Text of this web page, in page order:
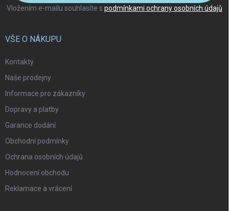
Vložením e-mailu souhlasíte s podmínkami ochrany osobních údajů
VŠE O NÁKUPU
Kontakty
Naše prodejny
Informace pro zákazníky
Dopravy a platby
Garance dodání
Obchodní podmínky
Ochrana osobních údajů
Hodnocení obchodu
Reklamace a vrácení